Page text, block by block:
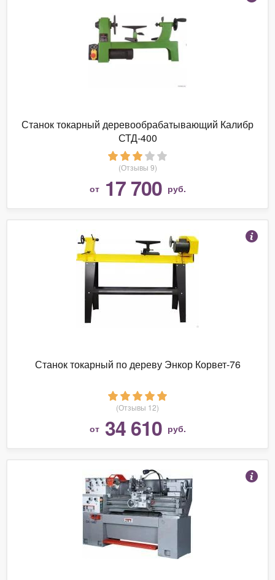
Станок токарный деревообрабатывающий Калибр
СТД-400
(Отзывы 9)
от 17 700 руб.
Станок токарный по дереву Энкор Корвет-76
(Отзывы 12)
от 34 610 руб.